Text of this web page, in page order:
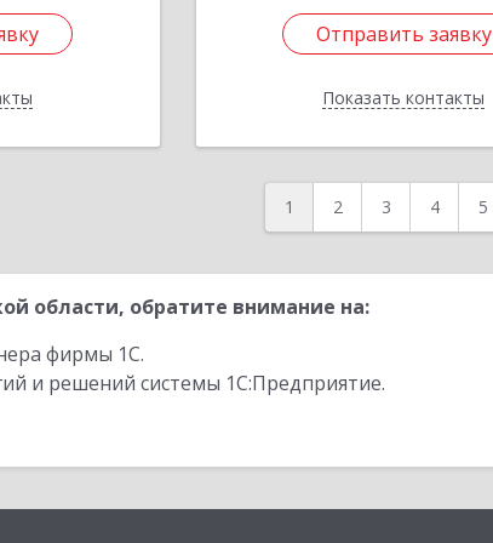
Отправить заявку
Показать контакты
Отправить заявку
Назад
1 2 3 4 5
области, обратите внимание на:
фирмы 1С.
и решений системы 1С:Предприятие.